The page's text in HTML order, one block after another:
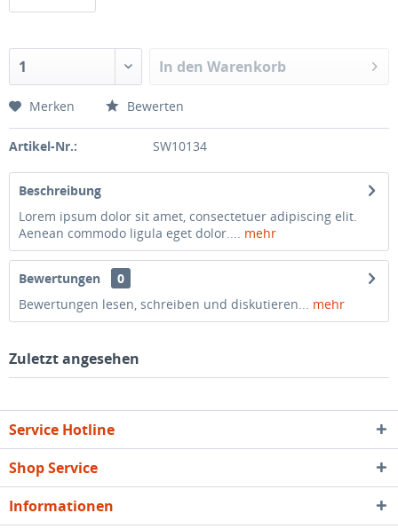
In den Warenkorb
Merken Bewerten
Artikel-Nr.: SW10134
Beschreibung
Lorem ipsum dolor sit amet, consectetuer adipiscing elit.
Aenean commodo ligula eget dolor.... mehr
Bewertungen
0
Bewertungen lesen, schreiben und diskutieren... mehr
Zuletzt angesehen
Service Hotline
Shop Service
Informationen